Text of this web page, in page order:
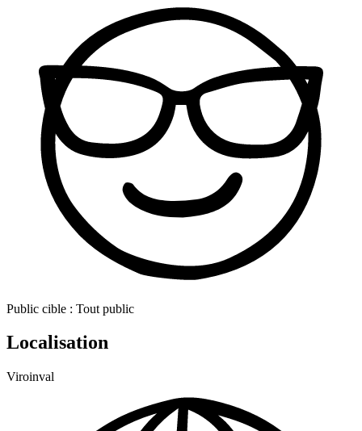
Public cible : Tout public
Localisation
Viroinval